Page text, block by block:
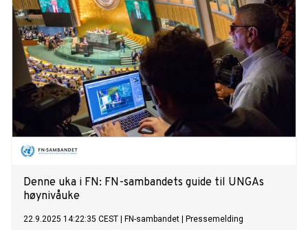
Denne uka i FN: FN-sambandets guide til UNGAs
høynivåuke
22.9.2025 14:22:35 CEST FN-sambandet Pressemelding